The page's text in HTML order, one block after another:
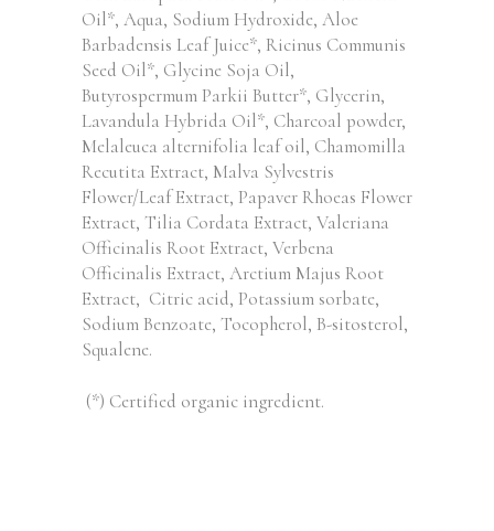
Oil*, Aqua, Sodium Hydroxide, Aloe
Barbadensis Leaf Juice*, Ricinus Communis
Seed Oil*, Glycine Soja Oil,
Butyrospermum Parkii Butter*, Glycerin,
Lavandula Hybrida Oil*, Charcoal powder,
Melaleuca alternifolia leaf oil, Chamomilla
Recutita Extract, Malva Sylvestris
Flower/Leaf Extract, Papaver Rhoeas Flower
Extract, Tilia Cordata Extract, Valeriana
Officinalis Root Extract, Verbena
Officinalis Extract, Arctium Majus Root
Extract, Citric acid, Potassium sorbate,
Sodium Benzoate, Tocopherol, B-sitosterol,
Squalene.
(*) Certified organic ingredient.